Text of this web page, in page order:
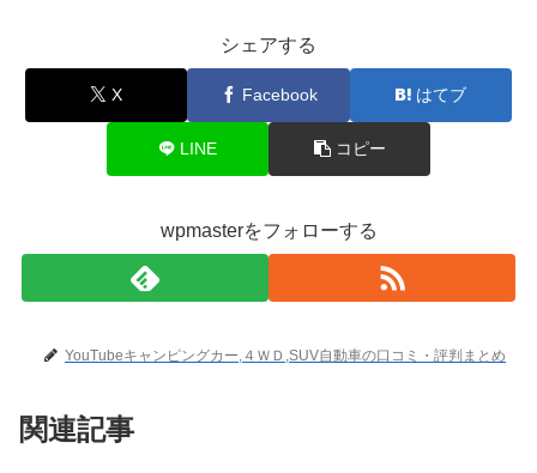
シェアする
X Facebook はてブ
LINE コピー
wpmasterをフォローする
YouTubeキャンピングカー,４ＷＤ,SUV自動車の口コミ・評判まとめ
関連記事